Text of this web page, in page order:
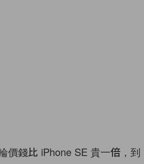
價錢比 iPhone SE 貴一倍，到